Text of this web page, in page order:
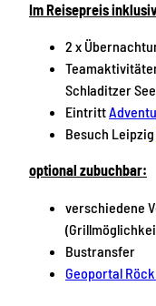
Im Reisepreis
2 x
Schladitzer See
Eintritt
Besuch Leipzig
optional zubuchbar:
verschiedene
Bustransfer
Geoportal